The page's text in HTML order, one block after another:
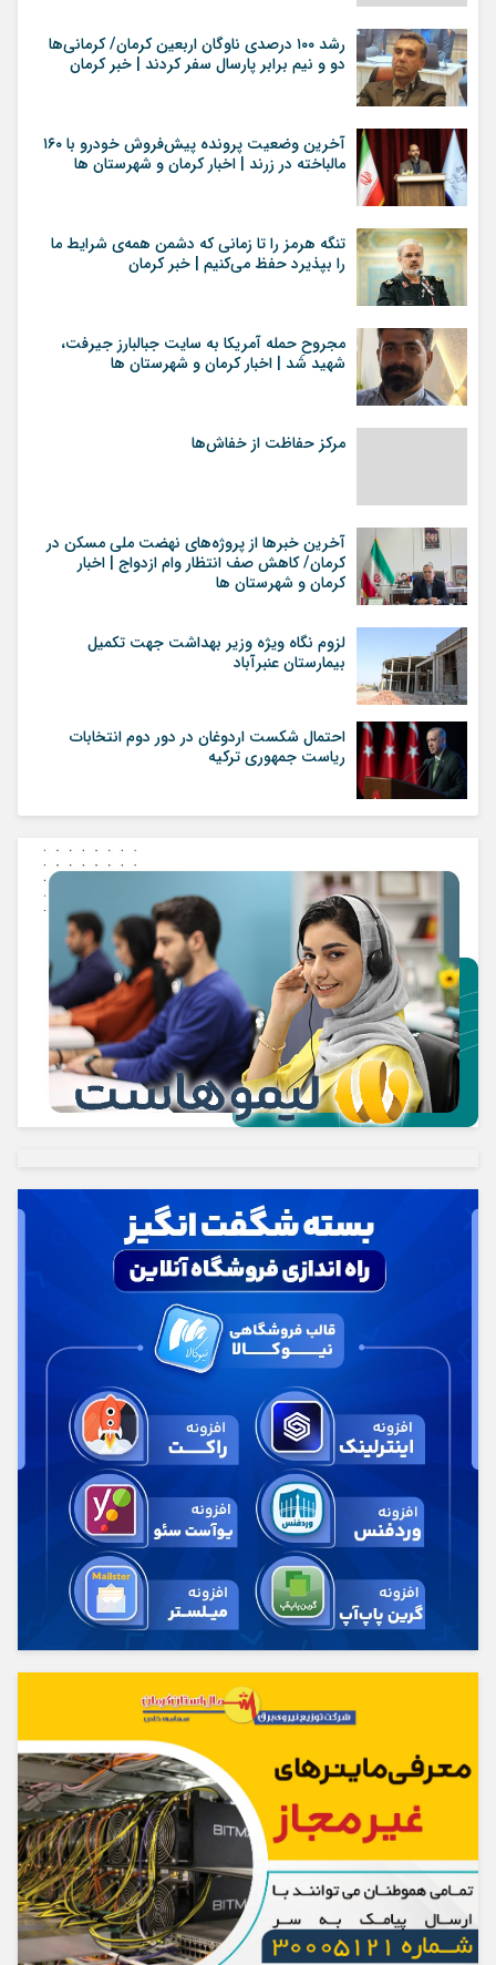
رشد ۱۰۰ درصدی ناوگان اربعین کرمان/ کرمانی‌ها
دو و نیم برابر پارسال سفر کردند | خبر کرمان
آخرین وضعیت پرونده پیش‌فروش خودرو با ۱۶۰
مالباخته در زرند | اخبار کرمان و شهرستان ها
تنگه هرمز را تا زمانی که دشمن همه‌ی شرایط ما
را بپذیرد حفظ می‌کنیم | خبر کرمان
مجروحِ حمله آمریکا به سایت جبالبارز جیرفت،
شهید شد | اخبار کرمان و شهرستان ها
مرکز حفاظت از خفاش‌ها
آخرین خبرها از پروژه‌های نهضت ملی مسکن در
کرمان/ کاهش صف انتظار وام ازدواج | اخبار
کرمان و شهرستان ها
لزوم نگاه ویژه وزیر بهداشت جهت تکمیل
بیمارستان عنبرآباد
احتمال شکست اردوغان در دور دوم انتخابات
ریاست جمهوری ترکیه